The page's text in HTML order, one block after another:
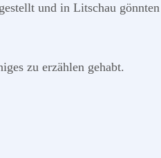
und in Litschau gönnten
zu erzählen gehabt.